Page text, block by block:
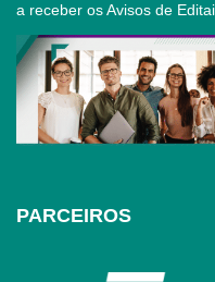
a receber os Avisos de
PARCEIROS